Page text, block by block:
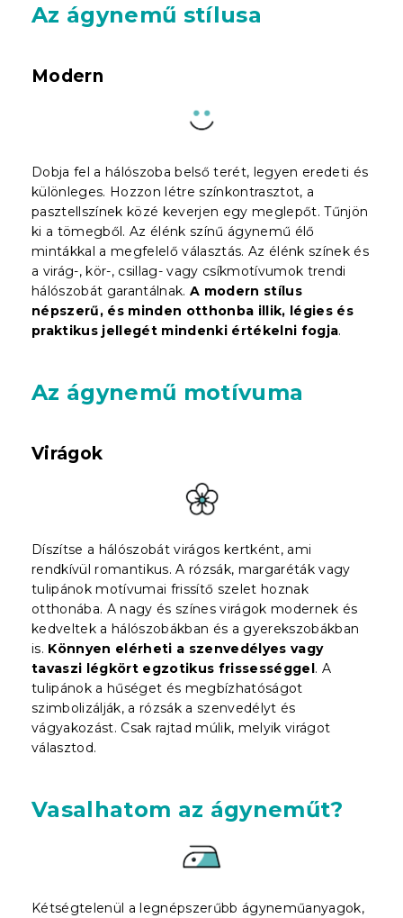
Az ágynemű stílusa
Modern
Dobja fel a hálószoba belső terét, legyen eredeti és
különleges. Hozzon létre színkontrasztot, a
pasztellszínek közé keverjen egy meglepőt. Tűnjön
ki a tömegből. Az élénk színű ágynemű élő
mintákkal a megfelelő választás. Az élénk színek és
a virág-, kör-, csillag- vagy csíkmotívumok trendi
hálószobát garantálnak. A modern stílus
népszerű, és minden otthonba illik, légies és
praktikus jellegét mindenki értékelni fogja.
Az ágynemű motívuma
Virágok
Díszítse a hálószobát virágos kertként, ami
rendkívül romantikus. A rózsák, margaréták vagy
tulipánok motívumai frissítő szelet hoznak
otthonába. A nagy és színes virágok modernek és
kedveltek a hálószobákban és a gyerekszobákban
is. Könnyen elérheti a szenvedélyes vagy
tavaszi légkört egzotikus frissességgel. A
tulipánok a hűséget és megbízhatóságot
szimbolizálják, a rózsák a szenvedélyt és
vágyakozást. Csak rajtad múlik, melyik virágot
választod.
Vasalhatom az ágyneműt?
Kétségtelenül a legnépszerűbb ágyneműanyagok,